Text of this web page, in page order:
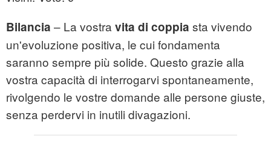
Bilancia – La vostra vita di coppia sta vivendo
un'evoluzione positiva, le cui fondamenta
saranno sempre più solide. Questo grazie alla
vostra capacità di interrogarvi spontaneamente,
rivolgendo le vostre domande alle persone giuste,
senza perdervi in inutili divagazioni.